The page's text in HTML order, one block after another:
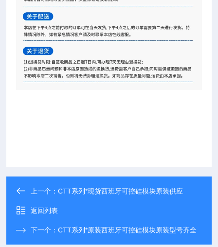
上一个：CTT系列*现货西班牙可控硅模块原装供应
返回列表
下一个：CTT系列*原装西班牙可控硅模块原装型号齐全